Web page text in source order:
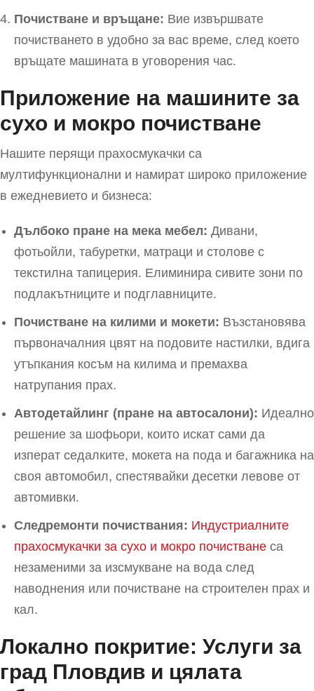
Почистване и връщане: Вие извършвате
почистването в удобно за вас време, след което
връщате машината в уговорения час.
Приложение на машините за
сухо и мокро почистване
Нашите перящи прахосмукачки са
мултифункционални и намират широко приложение
в ежедневието и бизнеса:
Дълбоко пране на мека мебел: Дивани,
фотьойли, табуретки, матраци и столове с
текстилна тапицерия. Елиминира сивите зони по
подлакътниците и подглавниците.
Почистване на килими и мокети: Възстановява
първоначалния цвят на подовите настилки, вдига
утъпкания косъм на килима и премахва
натрупания прах.
Автодетайлинг (пране на автосалони): Идеално
решение за шофьори, които искат сами да
изперат седалките, мокета на пода и багажника на
своя автомобил, спестявайки десетки левове от
автомивки.
Следремонти почиствания: Индустриалните
прахосмукачки за сухо и мокро почистване са
незаменими за изсмукване на вода след
наводнения или почистване на строителен прах и
кал.
Локално покритие: Услуги за
град Пловдив и цялата